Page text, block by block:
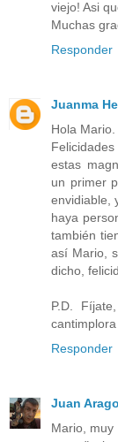
viejo! Asi
Muchas
Responder
Juanma
Hola Mario.
estas
un primer
envidiable,
haya
también
así Mario,
dicho,
P.D.
Responder
Juan
Mario,